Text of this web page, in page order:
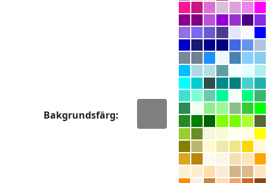
Bakgrundsfärg